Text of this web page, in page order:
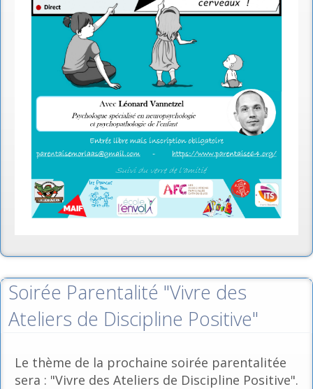
Soirée Parentalité "Vivre des
Ateliers de Discipline Positive"
Le thème de la prochaine soirée parentalitée
sera : "Vivre des Ateliers de Discipline Positive".